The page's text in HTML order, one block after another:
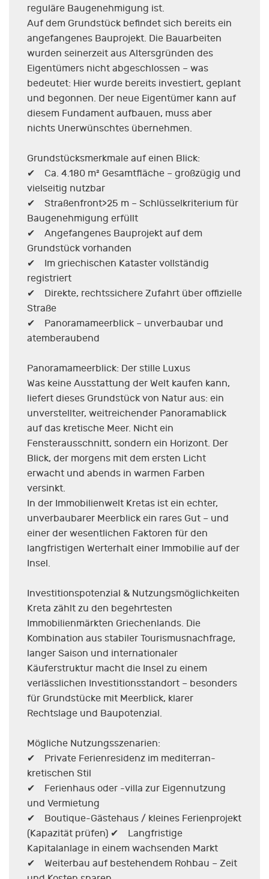
reguläre Baugenehmigung ist.
Auf dem Grundstück befindet sich bereits ein
angefangenes Bauprojekt. Die Bauarbeiten
wurden seinerzeit aus Altersgründen des
Eigentümers nicht abgeschlossen – was
bedeutet: Hier wurde bereits investiert, geplant
und begonnen. Der neue Eigentümer kann auf
diesem Fundament aufbauen, muss aber
nichts Unerwünschtes übernehmen.
Grundstücksmerkmale auf einen Blick:
✔ Ca. 4.180 m² Gesamtfläche – großzügig und
vielseitig nutzbar
✔ Straßenfront>25 m – Schlüsselkriterium für
Baugenehmigung erfüllt
✔ Angefangenes Bauprojekt auf dem
Grundstück vorhanden
✔ Im griechischen Kataster vollständig
registriert
✔ Direkte, rechtssichere Zufahrt über offizielle
Straße
✔ Panoramameerblick – unverbaubar und
atemberaubend
Panoramameerblick: Der stille Luxus
Was keine Ausstattung der Welt kaufen kann,
liefert dieses Grundstück von Natur aus: ein
unverstellter, weitreichender Panoramablick
auf das kretische Meer. Nicht ein
Fensterausschnitt, sondern ein Horizont. Der
Blick, der morgens mit dem ersten Licht
erwacht und abends in warmen Farben
versinkt.
In der Immobilienwelt Kretas ist ein echter,
unverbaubarer Meerblick ein rares Gut – und
einer der wesentlichen Faktoren für den
langfristigen Werterhalt einer Immobilie auf der
Insel.
Investitionspotenzial & Nutzungsmöglichkeiten
Kreta zählt zu den begehrtesten
Immobilienmärkten Griechenlands. Die
Kombination aus stabiler Tourismusnachfrage,
langer Saison und internationaler
Käuferstruktur macht die Insel zu einem
verlässlichen Investitionsstandort – besonders
für Grundstücke mit Meerblick, klarer
Rechtslage und Baupotenzial.
Mögliche Nutzungsszenarien:
✔ Private Ferienresidenz im mediterran-
kretischen Stil
✔ Ferienhaus oder -villa zur Eigennutzung
und Vermietung
✔ Boutique-Gästehaus / kleines Ferienprojekt
(Kapazität prüfen) ✔ Langfristige
Kapitalanlage in einem wachsenden Markt
✔ Weiterbau auf bestehendem Rohbau – Zeit